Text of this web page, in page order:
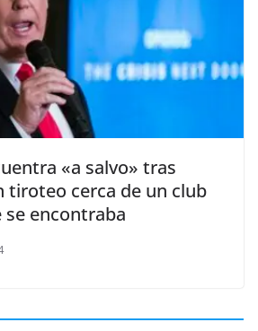
«a salvo» tras
tiroteo cerca de un club
encontraba